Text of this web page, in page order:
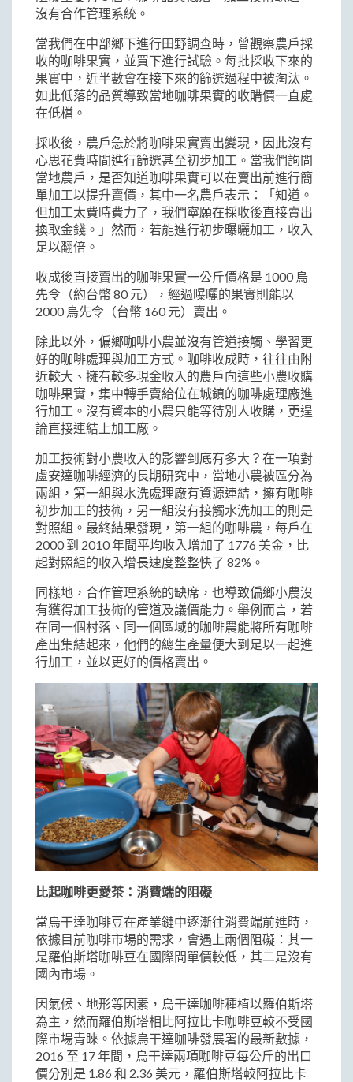
沒有合作管理系統。
當我們在中部鄉下進行田野調查時，曾觀察農戶採
收的咖啡果實，並買下進行試驗。每批採收下來的
果實中，近半數會在接下來的篩選過程中被淘汰。
如此低落的品質導致當地咖啡果實的收購價一直處
在低檔。
採收後，農戶急於將咖啡果實賣出變現，因此沒有
心思花費時間進行篩選甚至初步加工。當我們詢問
當地農戶，是否知道咖啡果實可以在賣出前進行簡
單加工以提升賣價，其中一名農戶表示：「知道。
但加工太費時費力了，我們寧願在採收後直接賣出
換取金錢。」然而，若能進行初步曝曬加工，收入
足以翻倍。
收成後直接賣出的咖啡果實一公斤價格是 1000 烏
先令（約台幣 80 元），經過曝曬的果實則能以
2000 烏先令（台幣 160 元）賣出。
除此以外，偏鄉咖啡小農並沒有管道接觸、學習更
好的咖啡處理與加工方式。咖啡收成時，往往由附
近較大、擁有較多現金收入的農戶向這些小農收購
咖啡果實，集中轉手賣給位在城鎮的咖啡處理廠進
行加工。沒有資本的小農只能等待別人收購，更遑
論直接連結上加工廠。
加工技術對小農收入的影響到底有多大？在一項對
盧安達咖啡經濟的長期研究中，當地小農被區分為
兩組，第一組與水洗處理廠有資源連結，擁有咖啡
初步加工的技術，另一組沒有接觸水洗加工的則是
對照組。最終結果發現，第一組的咖啡農，每戶在
2000 到 2010 年間平均收入增加了 1776 美金，比
起對照組的收入增長速度整整快了 82%。
同樣地，合作管理系統的缺席，也導致偏鄉小農沒
有獲得加工技術的管道及議價能力。舉例而言，若
在同一個村落、同一個區域的咖啡農能將所有咖啡
產出集結起來，他們的總生產量便大到足以一起進
行加工，並以更好的價格賣出。
比起咖啡更愛茶：消費端的阻礙
當烏干達咖啡豆在產業鏈中逐漸往消費端前進時，
依據目前咖啡市場的需求，會遇上兩個阻礙：其一
是羅伯斯塔咖啡豆在國際間單價較低，其二是沒有
國內市場。
因氣候、地形等因素，烏干達咖啡種植以羅伯斯塔
為主，然而羅伯斯塔相比阿拉比卡咖啡豆較不受國
際市場青睞。依據烏干達咖啡發展署的最新數據，
2016 至 17 年間，烏干達兩項咖啡豆每公斤的出口
價分別是 1.86 和 2.36 美元，羅伯斯塔較阿拉比卡